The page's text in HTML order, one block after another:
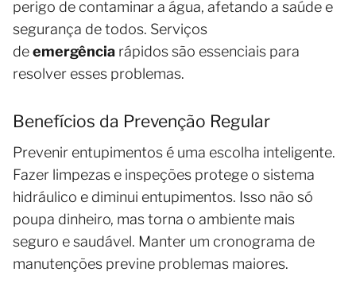
perigo de contaminar a água, afetando a saúde e
segurança de todos. Serviços
deemergência rápidos são essenciais para
resolver esses problemas.
Benefícios da Prevenção Regular
Prevenir entupimentos é uma escolha inteligente.
Fazer limpezas e inspeções protege o sistema
hidráulico e diminui entupimentos. Isso não só
poupa dinheiro, mas torna o ambiente mais
seguro e saudável. Manter um cronograma de
manutenções previne problemas maiores.